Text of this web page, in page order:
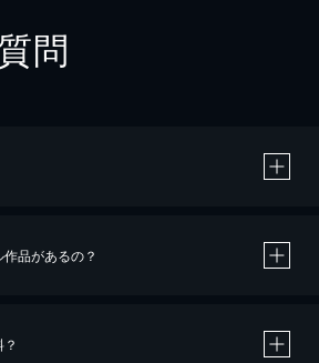
問
品があるの？